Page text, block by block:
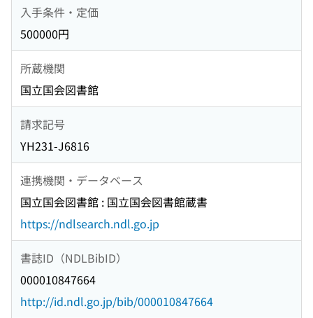
入手条件・定価
500000円
所蔵機関
国立国会図書館
請求記号
YH231-J6816
連携機関・データベース
国立国会図書館 : 国立国会図書館蔵書
https://ndlsearch.ndl.go.jp
書誌ID（NDLBibID）
000010847664
http://id.ndl.go.jp/bib/000010847664